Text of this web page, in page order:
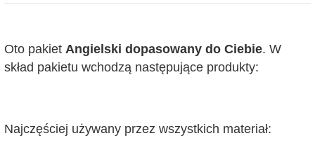
Oto pakiet Angielski dopasowany do Ciebie. W
skład pakietu wchodzą następujące produkty:
Najczęściej używany przez wszystkich materiał: